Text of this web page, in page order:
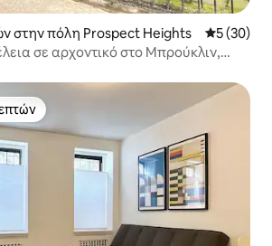
στην πόλη Prospect Heights Μέση
5 (30)
σε αρχοντικό στο Μπρούκλιν,
επισκεπτών